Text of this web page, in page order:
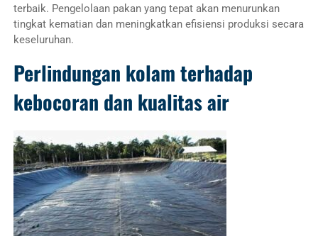
terbaik. Pengelolaan pakan yang tepat akan menurunkan
tingkat kematian dan meningkatkan efisiensi produksi secara
keseluruhan.
Perlindungan kolam terhadap
kebocoran dan kualitas air